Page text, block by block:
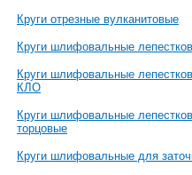
Круги отрезные вулканитовые
Круги шлифовальные
Круги шлифовальные
КЛО
Круги шлифовальные
торцовые
Круги шлифовальные для